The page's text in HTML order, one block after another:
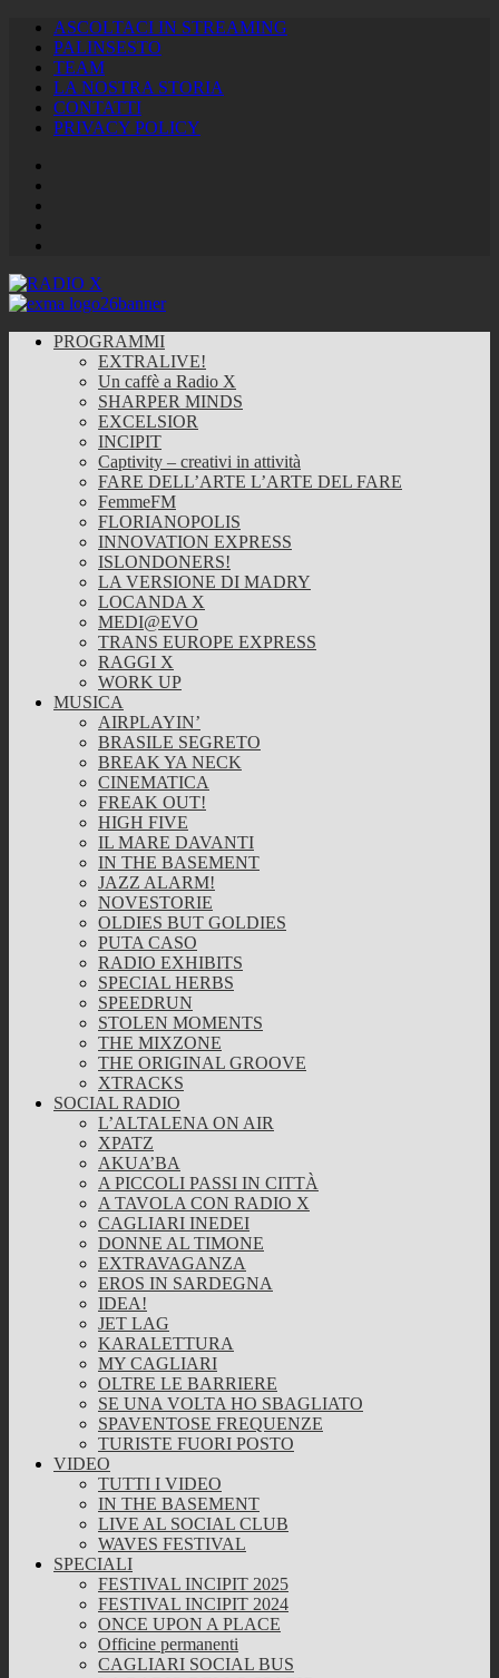
ASCOLTACI IN STREAMING
PALINSESTO
TEAM
LA NOSTRA STORIA
CONTATTI
PRIVACY POLICY
PROGRAMMI
EXTRALIVE!
Un caffè a Radio X
SHARPER MINDS
EXCELSIOR
INCIPIT
Captivity – creativi in attività
FARE DELL’ARTE L’ARTE DEL FARE
FemmeFM
FLORIANOPOLIS
INNOVATION EXPRESS
ISLONDONERS!
LA VERSIONE DI MADRY
LOCANDA X
MEDI@EVO
TRANS EUROPE EXPRESS
RAGGI X
WORK UP
MUSICA
AIRPLAYIN’
BRASILE SEGRETO
BREAK YA NECK
CINEMATICA
FREAK OUT!
HIGH FIVE
IL MARE DAVANTI
IN THE BASEMENT
JAZZ ALARM!
NOVESTORIE
OLDIES BUT GOLDIES
PUTA CASO
RADIO EXHIBITS
SPECIAL HERBS
SPEEDRUN
STOLEN MOMENTS
THE MIXZONE
THE ORIGINAL GROOVE
XTRACKS
SOCIAL RADIO
L’ALTALENA ON AIR
XPATZ
AKUA’BA
A PICCOLI PASSI IN CITTÀ
A TAVOLA CON RADIO X
CAGLIARI INEDEI
DONNE AL TIMONE
EXTRAVAGANZA
EROS IN SARDEGNA
IDEA!
JET LAG
KARALETTURA
MY CAGLIARI
OLTRE LE BARRIERE
SE UNA VOLTA HO SBAGLIATO
SPAVENTOSE FREQUENZE
TURISTE FUORI POSTO
VIDEO
TUTTI I VIDEO
IN THE BASEMENT
LIVE AL SOCIAL CLUB
WAVES FESTIVAL
SPECIALI
FESTIVAL INCIPIT 2025
FESTIVAL INCIPIT 2024
ONCE UPON A PLACE
Officine permanenti
CAGLIARI SOCIAL BUS